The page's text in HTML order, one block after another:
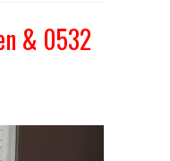
& 0532